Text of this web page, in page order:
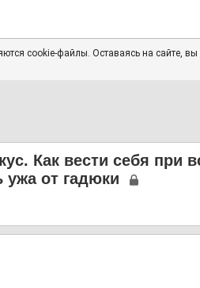
cookie-файлы. Оставаясь на сайте, вы
Как вести себя при
ужа от гадюки